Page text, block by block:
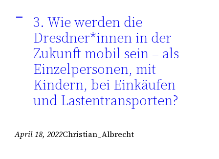
A
3. Wie werden die
Dresdner*innen in der
Zukunft mobil sein – als
Einzelpersonen, mit
Kindern, bei Einkäufen
und Lastentransporten?
April 18, 2022Christian_Albrecht